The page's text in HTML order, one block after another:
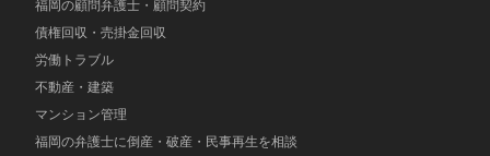
福岡の顧問弁護士・顧問契約
債権回収・売掛金回収
労働トラブル
不動産・建築
マンション管理
福岡の弁護士に倒産・破産・民事再生を相談